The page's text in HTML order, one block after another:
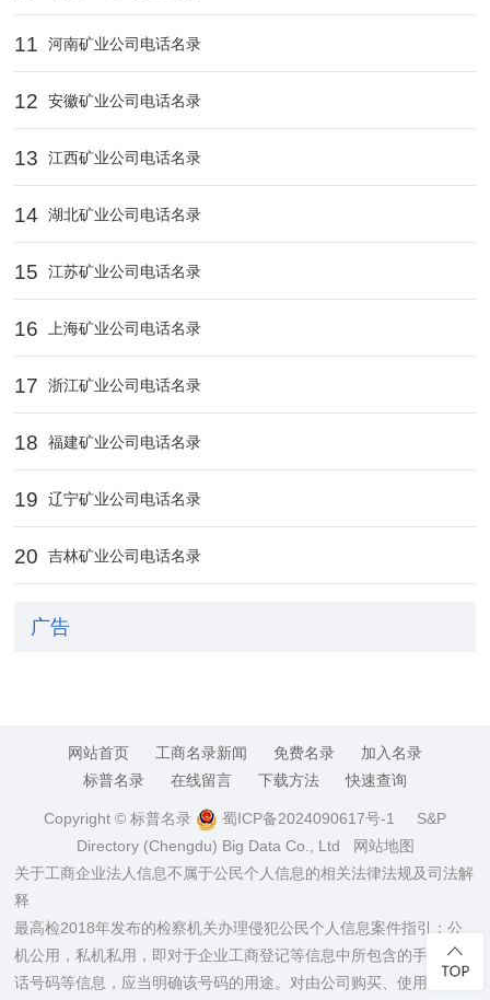
11 河南矿业公司电话名录
12 安徽矿业公司电话名录
13 江西矿业公司电话名录
14 湖北矿业公司电话名录
15 江苏矿业公司电话名录
16 上海矿业公司电话名录
17 浙江矿业公司电话名录
18 福建矿业公司电话名录
19 辽宁矿业公司电话名录
20 吉林矿业公司电话名录
广告
网站首页 工商名录新闻 免费名录
加入名录
标普名录
在线留言 下载方法 快速查询
Copyright © 标普名录 蜀ICP备2024090617号-1
S&P
Directory (Chengdu) Big Data Co., Ltd 网站地图
关于工商企业法人信息不属于公民个人信息的相关法律法规及司法解
释
最高检2018年发布的检察机关办理侵犯公民个人信息案件指引：公
机公用，私机私用，即对于企业工商登记等信息中所包含的手机、电
话号码等信息，应当明确该号码的用途。对由公司购买、使用的手